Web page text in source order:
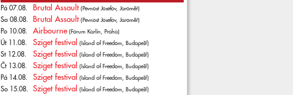
Pá 07.08. Brutal Assault (Pevnost Josefov, Jaroměř)
So 08.08. Brutal Assault (Pevnost Josefov, Jaroměř)
Po 10.08. Airbourne (Forum Karlín, Praha)
Út 11.08. Sziget festival (Island of Freedom, Budapešť)
St 12.08. Sziget festival (Island of Freedom, Budapešť)
Čt 13.08. Sziget festival (Island of Freedom, Budapešť)
Pá 14.08. Sziget festival (Island of Freedom, Budapešť)
So 15.08. Sziget festival (Island of Freedom, Budapešť)